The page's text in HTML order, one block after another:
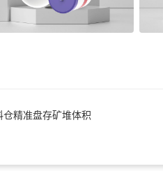
仓精准盘存矿堆体积